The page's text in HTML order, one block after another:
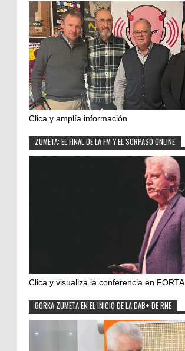
Clica y amplía información
ZUMETA: EL FINAL DE LA FM Y EL SORPASO ONLINE
Clica y visualiza la conferencia en FORTA
GORKA ZUMETA EN EL INICIO DE LA DAB+ DE RNE